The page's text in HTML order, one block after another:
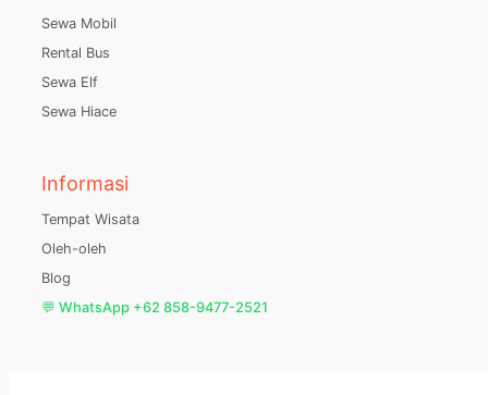
Sewa Mobil
Rental Bus
Sewa Elf
Sewa Hiace
Informasi
Tempat Wisata
Oleh-oleh
Blog
💬 WhatsApp +62 858-9477-2521